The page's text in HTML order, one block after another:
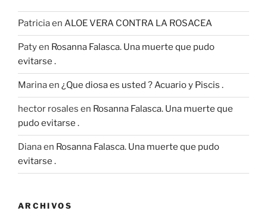
Patriciaen ALOE VERA CONTRA LA ROSACEA
Patyen Rosanna Falasca. Una muerte que pudo
evitarse .
Marinaen ¿Que diosa es usted ? Acuario y Piscis .
hector rosales en Rosanna Falasca. Una muerte que
pudo evitarse .
Dianaen Rosanna Falasca. Una muerte que pudo
evitarse .
ARCHIVOS